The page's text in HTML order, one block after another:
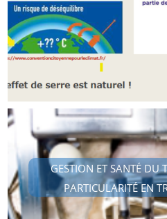
GESTION ET SANTÉ DU
PARTICULARITÉ EN